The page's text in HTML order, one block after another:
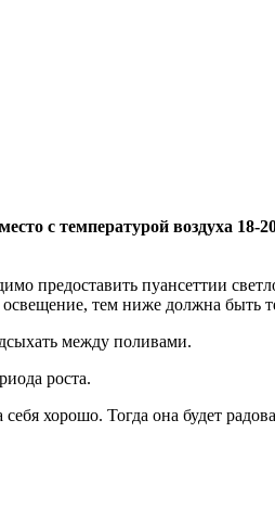
с температурой воздуха
предоставить пуансеттии
тем ниже должна быть
между поливами.
роста.
хорошо. Тогда она будет